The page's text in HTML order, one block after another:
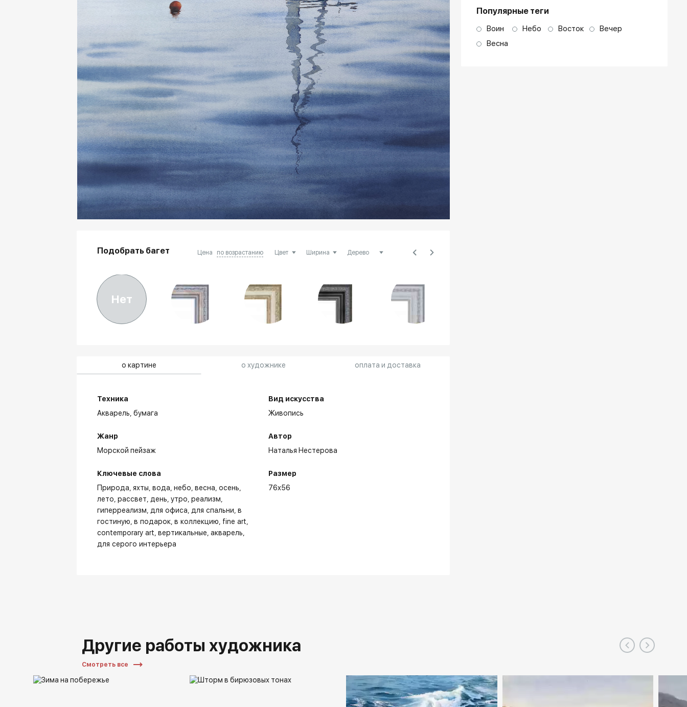
Подобрать багет Цена по возрастанию
Нет
о картине о художнике оплата и доставка
Техника
Акварель,бумага
Жанр
Морской пейзаж
Ключевые слова
Природа яхты вода небо весна осень
лето рассвет день утро реализм
гиперреализм для офиса для спальни в
гостиную в подарок в коллекцию fine art
contemporary art вертикальные акварель
для серого интерьера
Вид искусства
Живопись
Автор
Наталья Нестерова
Размер
76x56
Популярные теги
Воин Небо Восток
Вечер
Весна
Другие работы художника
Смотреть все